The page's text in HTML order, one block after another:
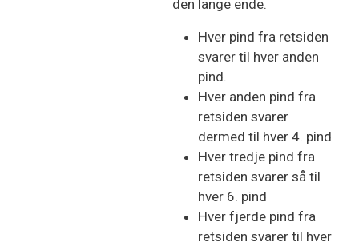
den lange ende.
Hver pind fra retsiden
svarer til hver anden
pind.
Hver anden pind fra
retsiden svarer
dermed til hver 4. pind
Hver tredje pind fra
retsiden svarer så til
hver 6. pind
Hver fjerde pind fra
retsiden svarer til hver